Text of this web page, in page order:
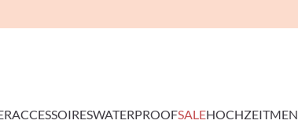
ACCESSOIRESWATERPROOFSALEHOCHZEITMEN